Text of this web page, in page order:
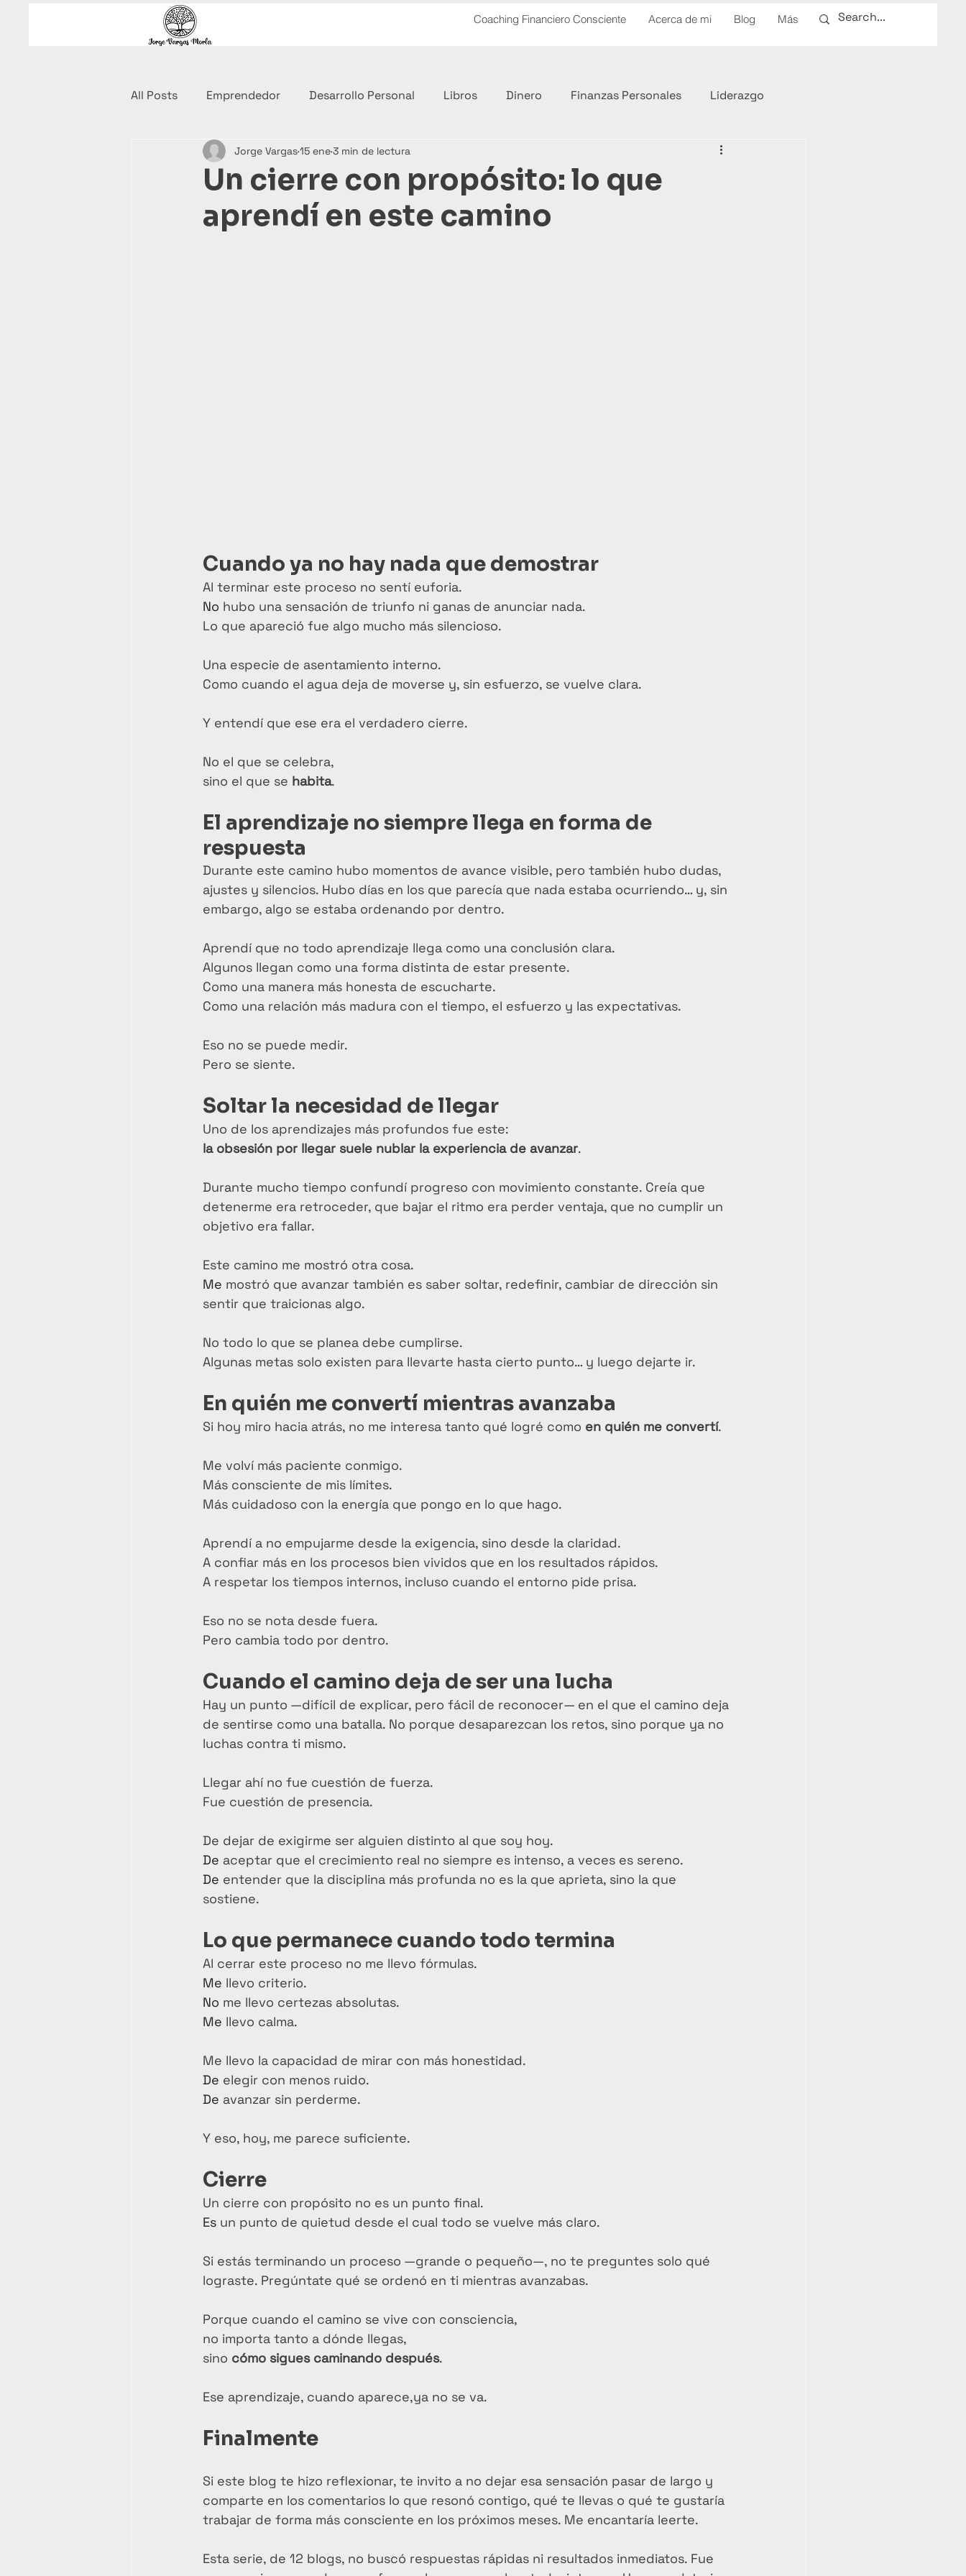
Coaching Financiero Consciente Acerca de mi Blog Más
All Posts Emprendedor Desarrollo Personal Libros Dinero Finanzas Personales Liderazgo
Coaching Financiero
Un cierre con propósito: lo que
aprendí en este camino
Jorge Vargas15 ene3 min de lectura
Cuando ya no hay nada que demostrar
Al terminar este proceso no sentí euforia.
No hubo una sensación de triunfo ni ganas de anunciar nada.
Lo que apareció fue algo mucho más silencioso.
Una especie de asentamiento interno.
Como cuando el agua deja de moverse y, sin esfuerzo, se vuelve clara.
Y entendí que ese era el verdadero cierre.
No el que se celebra,
sino el que se habita.
El aprendizaje no siempre llega en forma de
respuesta
Durante este camino hubo momentos de avance visible, pero también hubo dudas,
ajustes y silencios. Hubo días en los que parecía que nada estaba ocurriendo… y, sin
embargo, algo se estaba ordenando por dentro.
Aprendí que no todo aprendizaje llega como una conclusión clara.
Algunos llegan como una forma distinta de estar presente.
Como una manera más honesta de escucharte.
Como una relación más madura con el tiempo, el esfuerzo y las expectativas.
Eso no se puede medir.
Pero se siente.
Soltar la necesidad de llegar
Uno de los aprendizajes más profundos fue este:
la obsesión por llegar suele nublar la experiencia de avanzar.
Durante mucho tiempo confundí progreso con movimiento constante. Creía que
detenerme era retroceder, que bajar el ritmo era perder ventaja, que no cumplir un
objetivo era fallar.
Este camino me mostró otra cosa.
Me mostró que avanzar también es saber soltar, redefinir, cambiar de dirección sin
sentir que traicionas algo.
No todo lo que se planea debe cumplirse.
Algunas metas solo existen para llevarte hasta cierto punto… y luego dejarte ir.
En quién me convertí mientras avanzaba
Si hoy miro hacia atrás, no me interesa tanto qué logré como en quién me convertí.
Me volví más paciente conmigo.
Más consciente de mis límites.
Más cuidadoso con la energía que pongo en lo que hago.
Aprendí a no empujarme desde la exigencia, sino desde la claridad.
A confiar más en los procesos bien vividos que en los resultados rápidos.
A respetar los tiempos internos, incluso cuando el entorno pide prisa.
Eso no se nota desde fuera.
Pero cambia todo por dentro.
Cuando el camino deja de ser una lucha
Hay un punto —difícil de explicar, pero fácil de reconocer— en el que el camino deja
de sentirse como una batalla. No porque desaparezcan los retos, sino porque ya no
luchas contra ti mismo.
Llegar ahí no fue cuestión de fuerza.
Fue cuestión de presencia.
De dejar de exigirme ser alguien distinto al que soy hoy.
De aceptar que el crecimiento real no siempre es intenso, a veces es sereno.
De entender que la disciplina más profunda no es la que aprieta, sino la que
sostiene.
Lo que permanece cuando todo termina
Al cerrar este proceso no me llevo fórmulas.
Me llevo criterio.
No me llevo certezas absolutas.
Me llevo calma.
Me llevo la capacidad de mirar con más honestidad.
De elegir con menos ruido.
De avanzar sin perderme.
Y eso, hoy, me parece suficiente.
Cierre
Un cierre con propósito no es un punto final.
Es un punto de quietud desde el cual todo se vuelve más claro.
Si estás terminando un proceso —grande o pequeño—, no te preguntes solo qué
lograste. Pregúntate qué se ordenó en ti mientras avanzabas.
Porque cuando el camino se vive con consciencia,
no importa tanto a dónde llegas,
sino cómo sigues caminando después.
Ese aprendizaje, cuando aparece,ya no se va.
Finalmente
Si este blog te hizo reflexionar, te invito a no dejar esa sensación pasar de largo y
comparte en los comentarios lo que resonó contigo, qué te llevas o qué te gustaría
trabajar de forma más consciente en los próximos meses. Me encantaría leerte.
Esta serie, de 12 blogs, no buscó respuestas rápidas ni resultados inmediatos. Fue